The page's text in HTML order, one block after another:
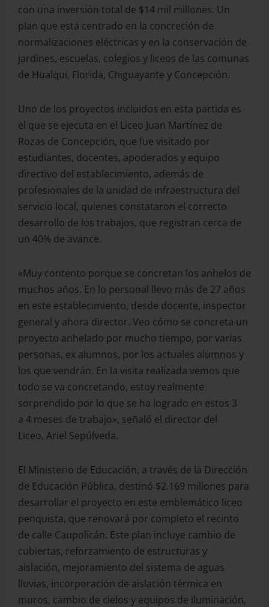
con una inversión total de $14 mil millones. Un
plan que está centrado en la concreción de
normalizaciones eléctricas y en la conservación de
jardines, escuelas, colegios y liceos de las comunas
de Hualqui, Florida, Chiguayante y Concepción.
Uno de los proyectos incluidos en esta partida es
el que se ejecuta en el Liceo Juan Martínez de
Rozas de Concepción, que fue visitado por
estudiantes, docentes, apoderados y equipo
directivo del establecimiento, además de
profesionales de la unidad de infraestructura del
servicio local, quienes constataron el correcto
desarrollo de los trabajos, que registran cerca de
un 40% de avance.
«Muy contento porque se concretan los anhelos de
muchos años. En lo personal llevo más de 27 años
en este establecimiento, desde docente, inspector
general y ahora director. Veo cómo se concreta un
proyecto anhelado por mucho tiempo, por varias
personas, ex alumnos, por los actuales alumnos y
los que vendrán. En la visita realizada vemos que
todo se va concretando, estoy realmente
sorprendido por lo que se ha logrado en estos 3
a 4 meses de trabajo», señaló el director del
Liceo, Ariel Sepúlveda.
El Ministerio de Educación, a través de la Dirección
de Educación Pública, destinó $2.169 millones para
desarrollar el proyecto en este emblemático liceo
penquista, que renovará por completo el recinto
de calle Caupolicán. Este plan incluye cambio de
cubiertas, reforzamiento de estructuras y
aislación, mejoramiento del sistema de aguas
lluvias, incorporación de aislación térmica en
muros, cambio de cielos y equipos de iluminación,